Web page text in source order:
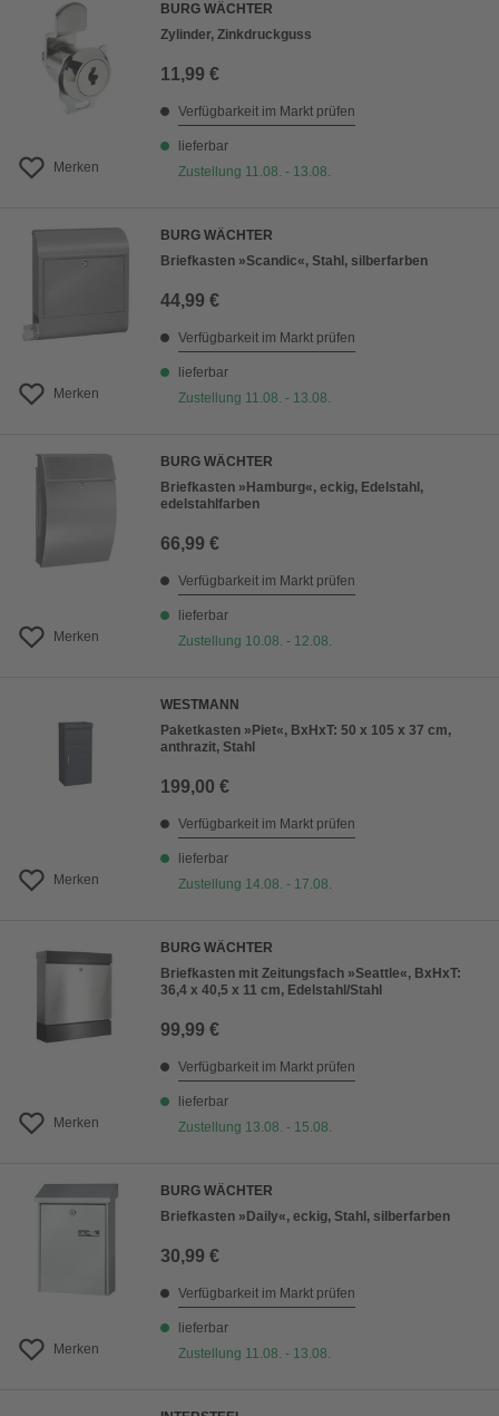
Merken
BURG WÄCHTER
Zylinder, Zinkdruckguss
11,99 €
Verfügbarkeit im Markt prüfen
lieferbar
Zustellung 11.08. - 13.08.
Merken
BURG WÄCHTER
Briefkasten »Scandic«, Stahl, silberfarben
44,99 €
Verfügbarkeit im Markt prüfen
lieferbar
Zustellung 11.08. - 13.08.
Merken
BURG WÄCHTER
Briefkasten »Hamburg«, eckig, Edelstahl,
edelstahlfarben
66,99 €
Verfügbarkeit im Markt prüfen
lieferbar
Zustellung 10.08. - 12.08.
Merken
WESTMANN
Paketkasten »Piet«, BxHxT: 50 x 105 x 37 cm,
anthrazit, Stahl
199,00 €
Verfügbarkeit im Markt prüfen
lieferbar
Zustellung 14.08. - 17.08.
Merken
BURG WÄCHTER
Briefkasten mit Zeitungsfach »Seattle«, BxHxT:
36,4 x 40,5 x 11 cm, Edelstahl/Stahl
99,99 €
Verfügbarkeit im Markt prüfen
lieferbar
Zustellung 13.08. - 15.08.
Merken
BURG WÄCHTER
Briefkasten »Daily«, eckig, Stahl, silberfarben
30,99 €
Verfügbarkeit im Markt prüfen
lieferbar
Zustellung 11.08. - 13.08.